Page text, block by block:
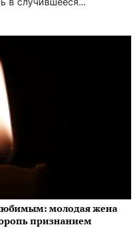
молодая жена
признанием